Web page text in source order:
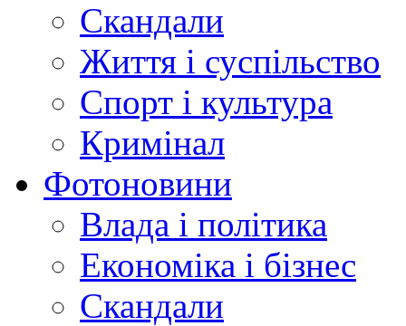
Скандали
Життя і суспільство
Спорт і культура
Кримінал
Фотоновини
Влада і політика
Економіка і бізнес
Скандали